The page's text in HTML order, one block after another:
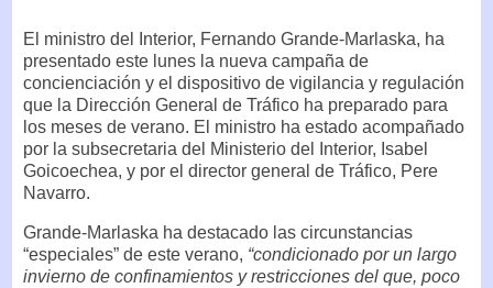
El ministro del Interior, Fernando Grande-Marlaska, ha
presentado este lunes la nueva campaña de
concienciación y el dispositivo de vigilancia y regulación
que la Dirección General de Tráfico ha preparado para
los meses de verano. El ministro ha estado acompañado
por la subsecretaria del Ministerio del Interior, Isabel
Goicoechea, y por el director general de Tráfico, Pere
Navarro.
Grande-Marlaska ha destacado las circunstancias
“especiales” de este verano, “condicionado por un largo
invierno de confinamientos y restricciones del que, poco